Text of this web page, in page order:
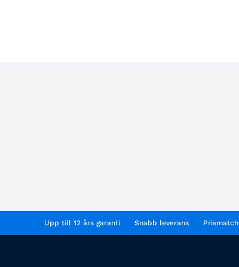
Upp till 12 års garanti Snabb leverans Prismatch